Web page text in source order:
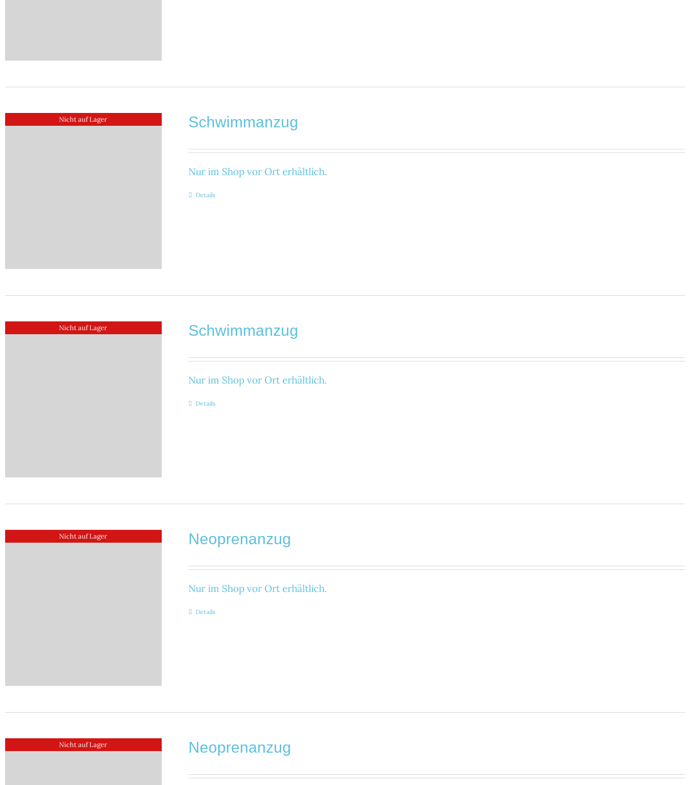
Nicht auf Lager Schwimmanzug
Nur im Shop vor Ort erhältlich.
Details
Nicht auf Lager Schwimmanzug
Nur im Shop vor Ort erhältlich.
Details
Nicht auf Lager Neoprenanzug
Nur im Shop vor Ort erhältlich.
Details
Nicht auf Lager Neoprenanzug